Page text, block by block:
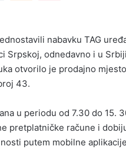
nabavku TAG
Srpskoj, odnedavno i u
otvorilo je prodajno
43.
u periodu od 7.30 do 15.
pretplatničke račune i
putem mobilne